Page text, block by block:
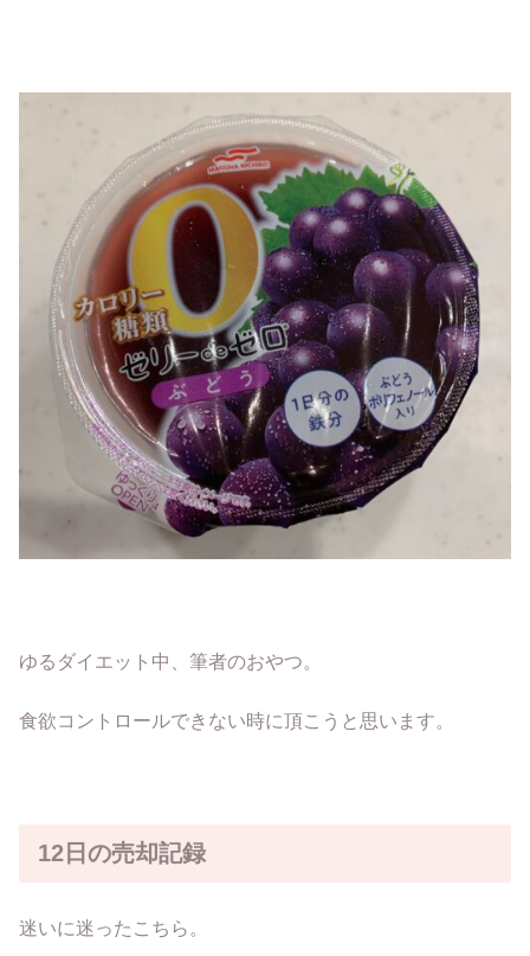
ゆるダイエット中、筆者のおやつ。
食欲コントロールできない時に頂こうと思います。
12日の売却記録
迷いに迷ったこちら。